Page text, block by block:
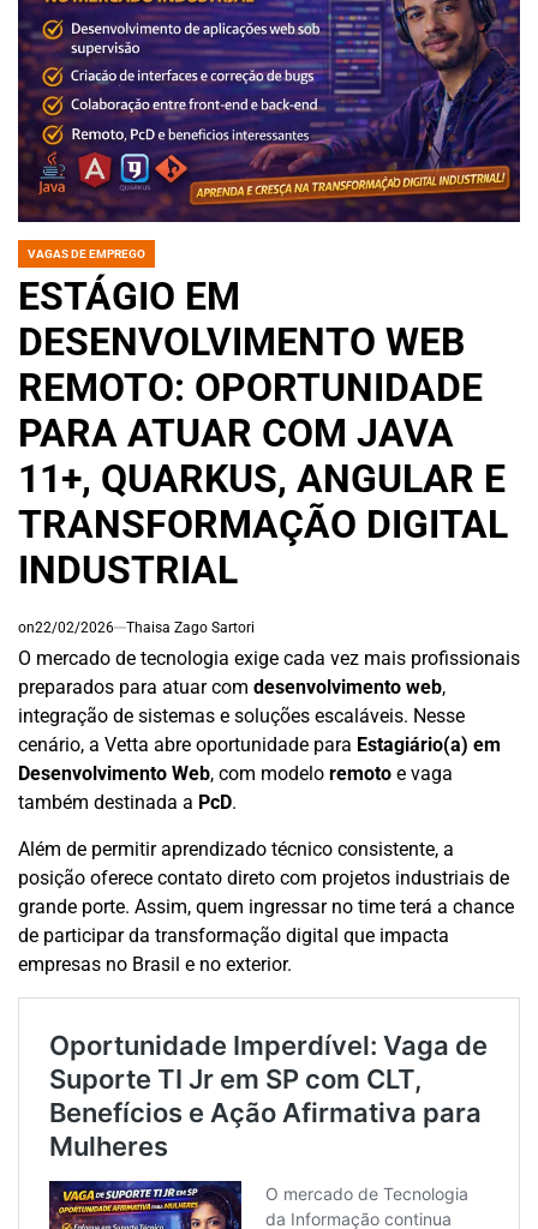
POSTED
VAGAS DE EMPREGO
ESTÁGIO EM
DESENVOLVIMENTO WEB
REMOTO: OPORTUNIDADE
PARA ATUAR COM JAVA
11+, QUARKUS, ANGULAR E
TRANSFORMAÇÃO DIGITAL
INDUSTRIAL
on22/02/2026 Thaisa Zago Sartori
O mercado de tecnologia exige cada vez mais profissionais
preparados para atuar com desenvolvimento web,
integração de sistemas e soluções escaláveis. Nesse
cenário, a Vetta abre oportunidade para Estagiário(a) em
Desenvolvimento Web, com modelo remoto e vaga
também destinada a PcD.
Além de permitir aprendizado técnico consistente, a
posição oferece contato direto com projetos industriais de
grande porte. Assim, quem ingressar no time terá a chance
de participar da transformação digital que impacta
empresas no Brasil e no exterior.